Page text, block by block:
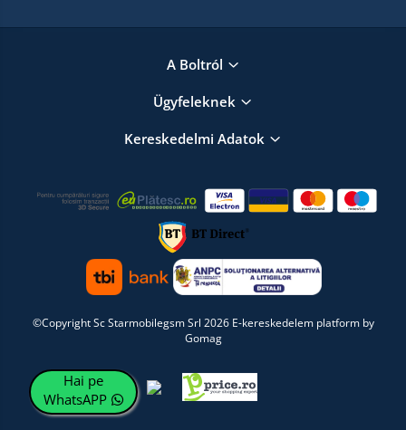
A Boltról
Ügyfeleknek
Kereskedelmi Adatok
©Copyright Sc Starmobilegsm Srl 2026 E-kereskedelem platform by
Gomag
Hai pe
WhatsAPP